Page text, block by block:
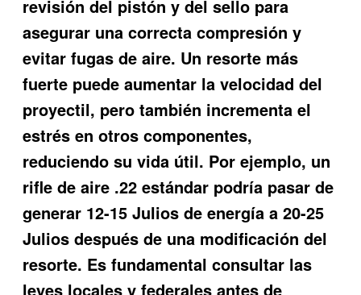
revisión del pistón y del sello para
asegurar una correcta compresión y
evitar fugas de aire. Un resorte más
fuerte puede aumentar la velocidad del
proyectil, pero también incrementa el
estrés en otros componentes,
reduciendo su vida útil. Por ejemplo, un
rifle de aire .22 estándar podría pasar de
generar 12-15 Julios de energía a 20-25
Julios después de una modificación del
resorte. Es fundamental consultar las
leyes locales y federales antes de